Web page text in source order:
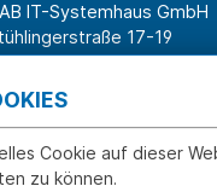
IT-Systemhaus GmbH
17-19
Freiburg
Shop für Privatkunden
Cookie auf dieser
zu können.